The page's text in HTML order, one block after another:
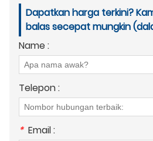
Dapatkan harga terkini?
balas secepat mungkin
Name :
Telepon :
* Email :